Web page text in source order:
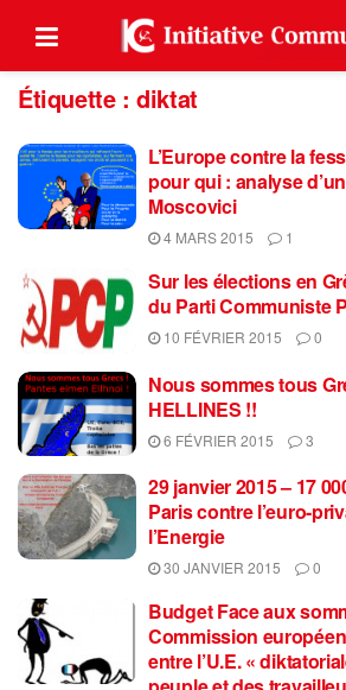
Étiquette :diktat
L’Europe contre la
pour qui : analyse
Moscovici
4 MARS 2015 1
Sur les élections en
du Parti Communiste
10 FÉVRIER 2015 0
Nous sommes tous
HELLINES !!
6 FÉVRIER 2015 3
29 janvier 2015 – 17
Paris contre l’euro-
l’Energie
30 JANVIER 2015 0
Budget Face aux
Commission
entre l’U.E. «